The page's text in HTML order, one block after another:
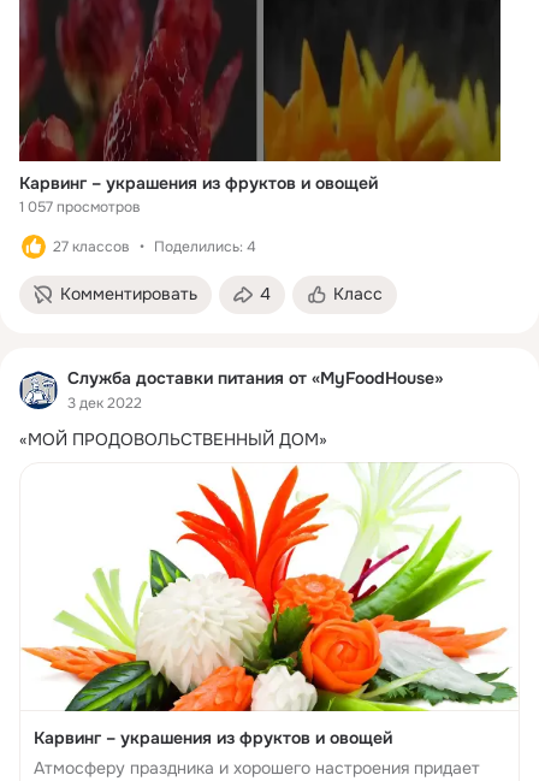
Карвинг – украшения из фруктов и овощей
1 057 просмотров
27 классов Поделились: 4
Комментировать 4 Класс
Служба доставки питания от «MyFoodHouse»
3 дек 2022
«МОЙ ПРОДОВОЛЬСТВЕННЫЙ ДОМ»
Карвинг – украшения из фруктов и овощей
Атмосферу праздника и хорошего настроения придает